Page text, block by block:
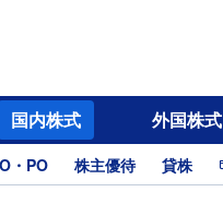
国内株式 外国株式
・PO 株主優待 貸株